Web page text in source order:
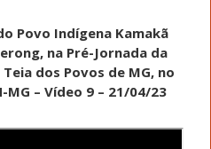
Povo Indígena Kamakã
na Pré-Jornada da
dos Povos de MG, no
MG – Vídeo 9 – 21/04/23